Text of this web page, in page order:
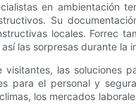
en ambientación
Su
locales. Forrec
las sorpresas durante la
las soluciones
para el personal y
los mercados